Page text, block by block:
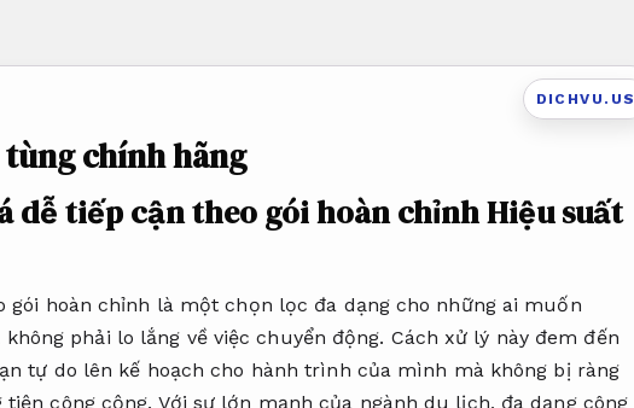
DICHVU.US
chính hãng
dễ tiếp cận theo gói hoàn chỉnhHiệu suất
gói hoàn chỉnh là một chọn lọc đa dạng cho những ai muốn
phải lo lắng về việc chuyển động. Cách xử lý này đem đến
tự do lên kế hoạch cho hành trình của mình mà không bị ràng
công cộng. Với sự lớn mạnh của ngành du lịch, đa dạng công